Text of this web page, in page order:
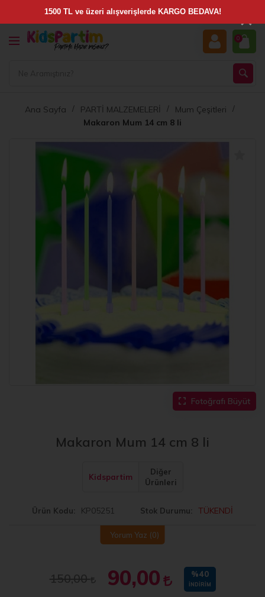
0
Ana Sayfa PARTİ MALZEMELERİ
Mum Çeşitleri
Makaron Mum 14 cm 8 li
Fotoğrafı Büyüt
Makaron Mum 14 cm 8 li
Kidspartim
Diğer
Ürünleri
Ürün Kodu KP05251 Stok Durumu TÜKENDİ
Yorum Yaz (0)
150,00 90,00 %40
İNDIRIM
×